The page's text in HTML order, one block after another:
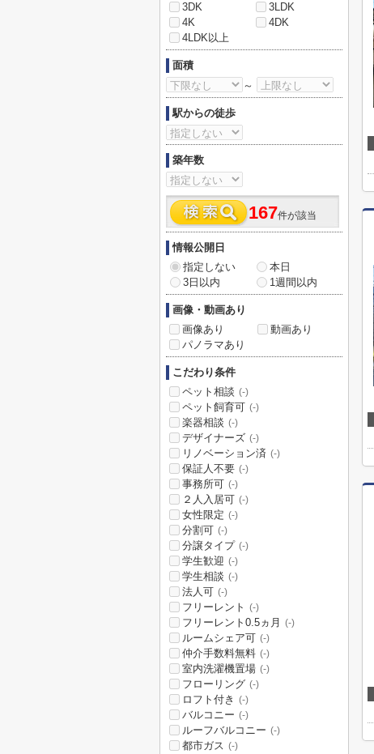
3DK
3LDK
4K
4DK
4LDK以上
面積
～
駅からの徒歩
築年数
167件が該当
情報公開日
指定しない
本日
3日以内
1週間以内
画像・動画あり
画像あり
動画あり
パノラマあり
こだわり条件
ペット相談 (-)
ペット飼育可 (-)
楽器相談 (-)
デザイナーズ (-)
リノベーション済 (-)
保証人不要 (-)
事務所可 (-)
２人入居可 (-)
女性限定 (-)
分割可 (-)
分譲タイプ (-)
学生歓迎 (-)
学生相談 (-)
法人可 (-)
フリーレント (-)
フリーレント0.5ヵ月 (-)
ルームシェア可 (-)
仲介手数料無料 (-)
室内洗濯機置場 (-)
フローリング (-)
ロフト付き (-)
バルコニー (-)
ルーフバルコニー (-)
都市ガス (-)